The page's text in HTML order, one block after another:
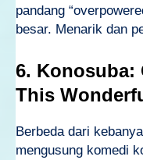
pandang
besar. Menarik dan
6. Konosuba:
This
Berbeda dari
mengusung komedi